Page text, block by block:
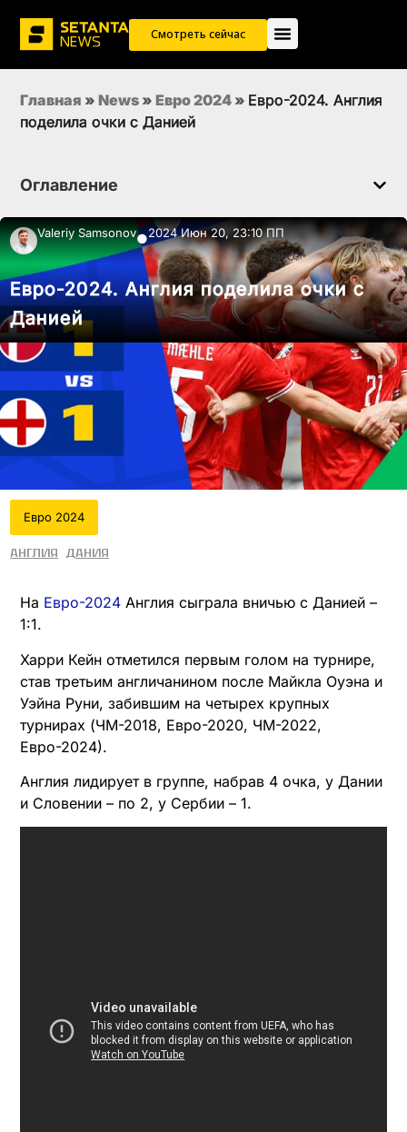
Смотреть сейчас
Главная » News » Евро 2024 » Евро-2024. Англия
поделила очки с Данией
Оглавление
Valeriy Samsonov●2024 Июн 20, 23:10 ПП
Евро-2024. Англия поделила очки с
Данией
Евро 2024
Англия Дания
На Евро-2024 Англия сыграла вничью с Данией –
1:1.
Харри Кейн отметился первым голом на турнире,
став третьим англичанином после Майкла Оуэна и
Уэйна Руни, забившим на четырех крупных
турнирах (ЧМ-2018, Евро-2020, ЧМ-2022,
Евро-2024).
Англия лидирует в группе, набрав 4 очка, у Дании
и Словении – по 2, у Сербии – 1.